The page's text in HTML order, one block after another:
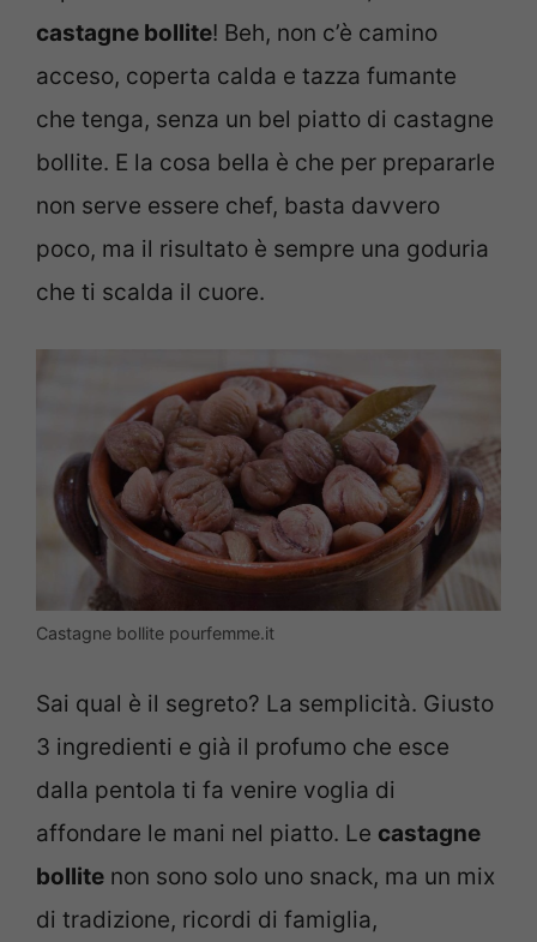
castagne bollite! Beh, non c’è camino
acceso, coperta calda e tazza fumante
che tenga, senza un bel piatto di castagne
bollite. E la cosa bella è che per prepararle
non serve essere chef, basta davvero
poco, ma il risultato è sempre una goduria
che ti scalda il cuore.
Castagne bollite pourfemme.it
Sai qual è il segreto? La semplicità. Giusto
3 ingredienti e già il profumo che esce
dalla pentola ti fa venire voglia di
affondare le mani nel piatto. Le castagne
bollite non sono solo uno snack, ma un mix
di tradizione, ricordi di famiglia,